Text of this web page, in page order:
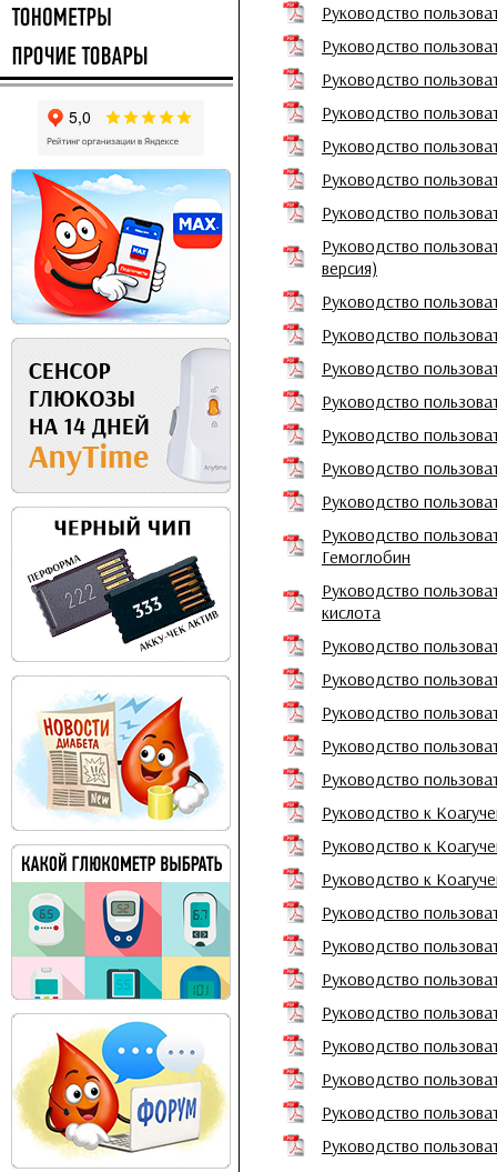
Руководство
Руководство
Руководство
Руководство
Руководство
Руководство
Руководство
Руководство
версия)
Руководство
Руководство
Руководство
Руководство
Руководство
Руководство
Руководство
Руководство
Гемоглобин
Руководство
кислота
Руководство
Руководство
Руководство
Руководство
Руководство
Руководство к
Руководство к
Руководство к
Руководство
Руководство
Руководство
Руководство
Руководство
Руководство
Руководство
Руководство